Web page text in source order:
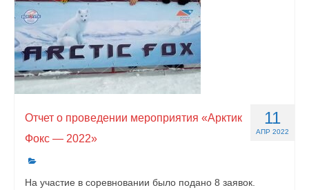
11
АПР 2022
Отчет о проведении мероприятия «Арктик
Фокс — 2022»
На участие в соревновании было подано 8 заявок.